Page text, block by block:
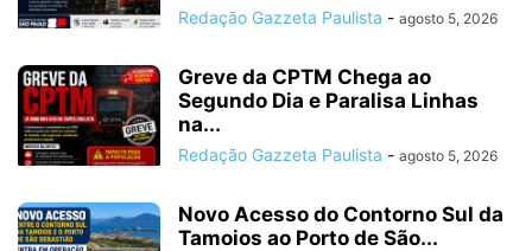
Redação Gazzeta Paulista - agosto 5, 2026
Greve da CPTM Chega ao
Segundo Dia e Paralisa Linhas
na...
Redação Gazzeta Paulista - agosto 5, 2026
Novo Acesso do Contorno Sul da
Tamoios ao Porto de São...